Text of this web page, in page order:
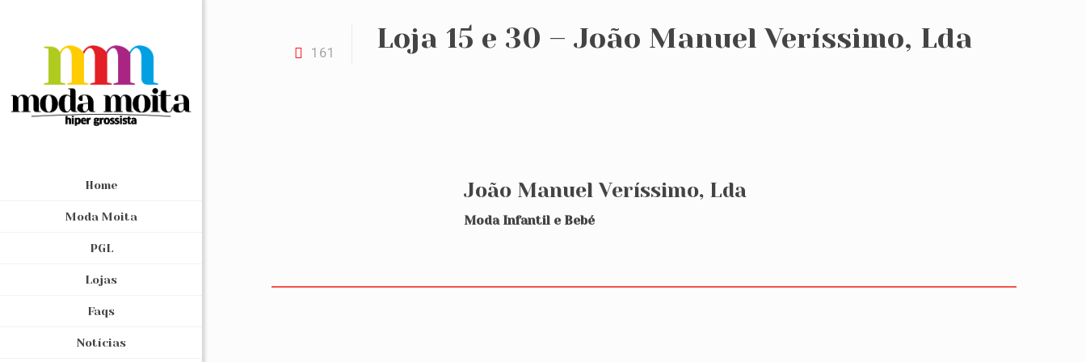
Home
Moda Moita
PGL
Lojas
Faqs
Notícias
161 Loja 15 e 30 – João Manuel Veríssimo, Lda
João Manuel Veríssimo, Lda
Moda Infantil e Bebé